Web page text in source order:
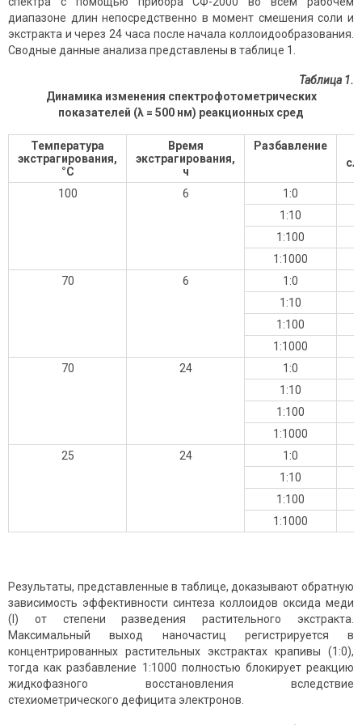
диапазоне длин непосредственно в момент смешения соли и
экстракта и через 24 часа после начала коллоидообразования.
Сводные данные анализа представлены в таблице 1.
Таблица 1.
Динамика изменения спектрофотометрических
показателей (λ = 500 нм) реакционных сред
Температура
экстрагирования,
°С
Время
экстрагирования,
ч
Разбавление
100 6 1:0
1:10
1:100
1:1000
70
6 1:0
1:10
1:100
1:1000
70
24 1:0
1:10
1:100
1:1000
25
24 1:0
1:10
1:100
1:1000
Результаты, представленные в таблице, доказывают обратную
зависимость эффективности синтеза коллоидов оксида меди
(I) от степени разведения растительного экстракта.
Максимальный выход наночастиц регистрируется в
концентрированных растительных экстрактах крапивы (1:0),
тогда как разбавление 1:1000 полностью блокирует реакцию
жидкофазного восстановления вследствие
стехиометрического дефицита электронов.